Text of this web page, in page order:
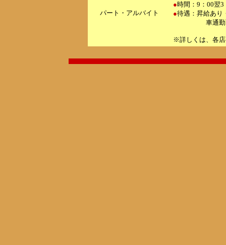
パート・アルバイト
●時間：9：00翌
●待遇：昇給あり
車通勤可・
※詳しくは、各